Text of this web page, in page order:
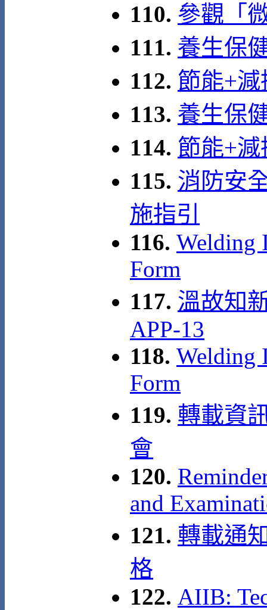
110. 參觀「
111. 養生保
112. 節能+
113. 養生保
114. 節能+
115. 消防安
施指引
116. Welding
Form
117. 溫故知
APP-13
118. Welding
Form
119. 轉載資
會
120.
and
121. 轉載通
格
122. AIIB: